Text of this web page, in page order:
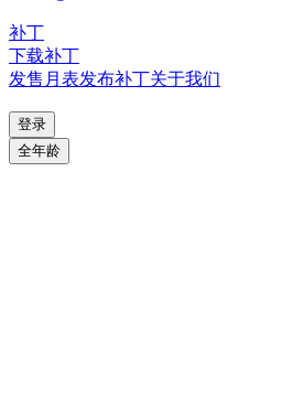
补丁
下载补丁
发售月表发布补丁关于我们
登录
全年龄